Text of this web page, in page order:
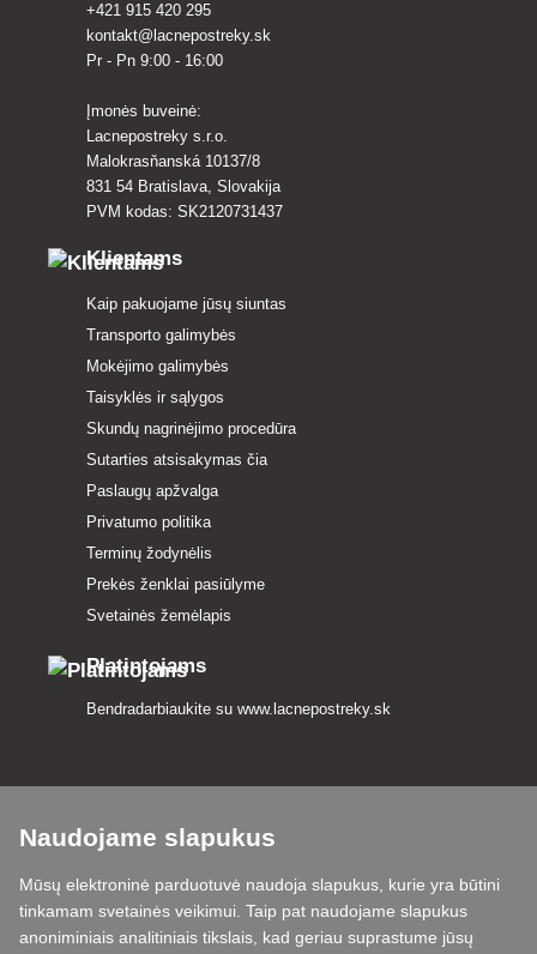
+421 915 420 295
kontakt@lacnepostreky.sk
Pr - Pn 9:00 - 16:00
Įmonės buveinė:
Lacnepostreky s.r.o.
Malokrasňanská 10137/8
831 54 Bratislava, Slovakija
PVM kodas: SK2120731437
Klientams
Kaip pakuojame jūsų siuntas
Transporto galimybės
Mokėjimo galimybės
Taisyklės ir sąlygos
Skundų nagrinėjimo procedūra
Sutarties atsisakymas čia
Paslaugų apžvalga
Privatumo politika
Terminų žodynėlis
Prekės ženklai pasiūlyme
Svetainės žemėlapis
Platintojams
Bendradarbiaukite su www.lacnepostreky.sk
Visada suteiksime jums ekspertų patarimų
Skundai išnagrinėjami per 24 val
Naudojame slapukus
Mūsų elektroninė parduotuvė naudoja slapukus, kurie yra būtini
tinkamam svetainės veikimui. Taip pat naudojame slapukus
anoniminiais analitiniais tikslais, kad geriau suprastume jūsų